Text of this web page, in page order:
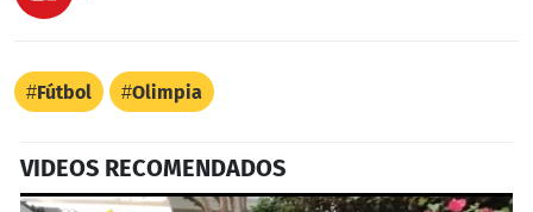
Fútbol Olimpia
VIDEOS RECOMENDADOS